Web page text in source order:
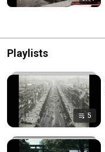
Playlists
5